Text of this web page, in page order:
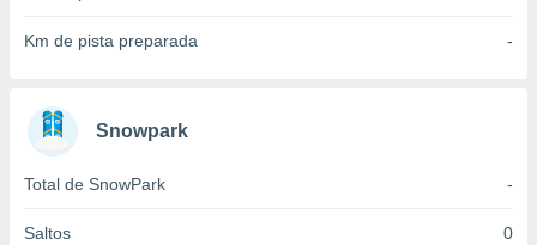
da
Km de pista preparada -
Snowpark
Total de SnowPark -
Saltos 0